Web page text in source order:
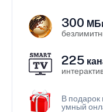
300
225
В подарок
умный